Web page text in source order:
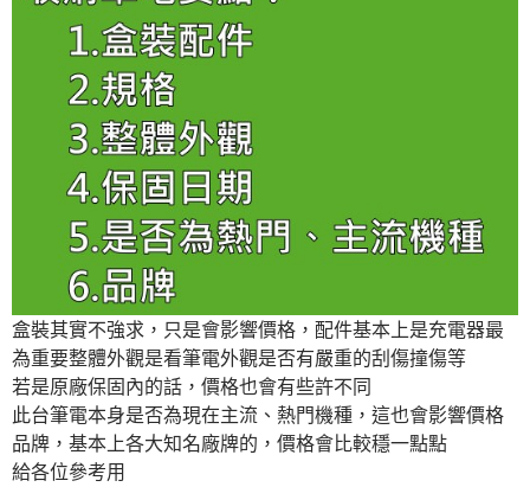
盒裝其實不強求，只是會影響價格，配件基本上是充電器最
為重要整體外觀是看筆電外觀是否有嚴重的刮傷撞傷等
若是原廠保固內的話，價格也會有些許不同
此台筆電本身是否為現在主流、熱門機種，這也會影響價格
品牌，基本上各大知名廠牌的，價格會比較穩一點點
給各位參考用